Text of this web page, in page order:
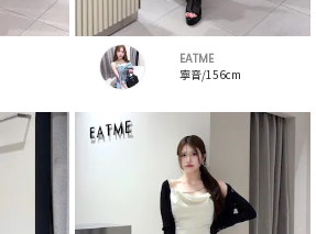
EATME
寧音/156cm